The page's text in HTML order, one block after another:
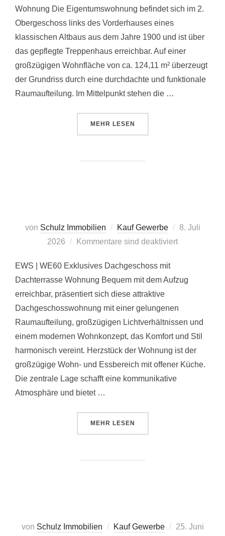
Wohnung Die Eigentumswohnung befindet sich im 2.
Obergeschoss links des Vorderhauses eines
klassischen Altbaus aus dem Jahre 1900 und ist über
das gepflegte Treppenhaus erreichbar. Auf einer
großzügigen Wohnfläche von ca. 124,11 m² überzeugt
der Grundriss durch eine durchdachte und funktionale
Raumaufteilung. Im Mittelpunkt stehen die …
MEHR ÜBER „PR 172 | WE08“
LESEN
von Schulz Immobilien Kauf Gewerbe
Veröffentlicht
8. Juli
2026
Kommentare sind deaktiviert
EWS | WE60 Exklusives Dachgeschoss mit
Dachterrasse Wohnung Bequem mit dem Aufzug
erreichbar, präsentiert sich diese attraktive
Dachgeschosswohnung mit einer gelungenen
Raumaufteilung, großzügigen Lichtverhältnissen und
einem modernen Wohnkonzept, das Komfort und Stil
harmonisch vereint. Herzstück der Wohnung ist der
großzügige Wohn- und Essbereich mit offener Küche.
Die zentrale Lage schafft eine kommunikative
Atmosphäre und bietet …
MEHR ÜBER „EWS | WE60“
LESEN
von Schulz Immobilien Kauf Gewerbe Veröffentlicht
25. Juni